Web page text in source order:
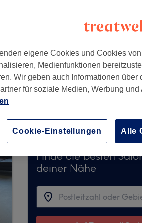
derzeit keine
Salons in Ihrer Nähe zu
Finde die besten
deiner Nähe
eigene Cookies und Cookies
Medienfunktionen
Wir geben auch Informationen über
für soziale Medien, Werbung und
Alle
Cookie-Einstellungen